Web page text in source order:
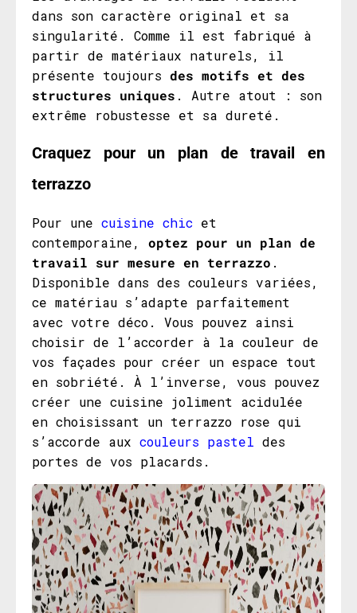
dans son caractère original et sa
singularité. Comme il est fabriqué à
partir de matériaux naturels, il
présente toujours des motifs et des
structures uniques . Autre atout : son
extrême robustesse et sa dureté.
Craquez pour un plan de travail en
terrazzo
Pour une cuisine chic et
contemporaine, optez pour un plan de
travail sur mesure en terrazzo .
Disponible dans des couleurs variées,
ce matériau s’adapte parfaitement
avec votre déco. Vous pouvez ainsi
choisir de l’accorder à la couleur de
vos façades pour créer un espace tout
en sobriété. À l’inverse, vous pouvez
créer une cuisine joliment acidulée
en choisissant un terrazzo rose qui
s’accorde aux couleurs pastel des
portes de vos placards.